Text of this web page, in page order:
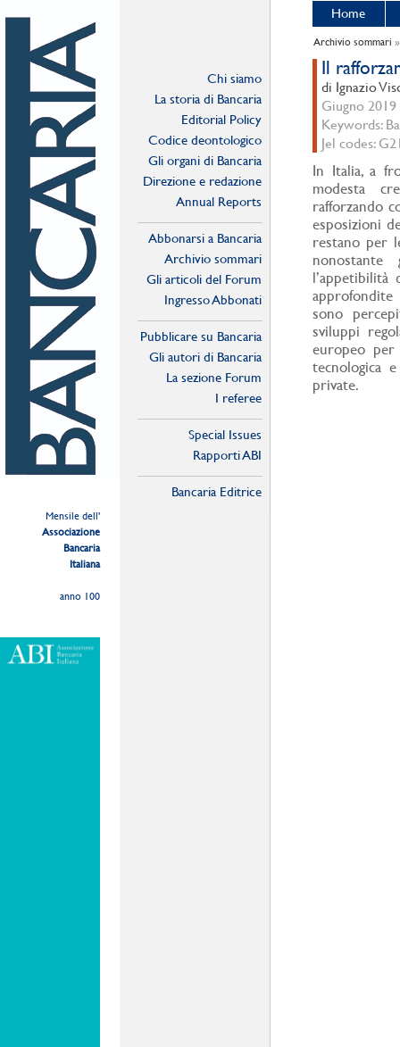
Mensile dell'
Associazione
Bancaria
Italiana
anno 100
Chi siamo
La storia di Bancaria
Editorial Policy
Codice deontologico
Gli organi di Bancaria
Direzione e redazione
Annual Reports
Abbonarsi a Bancaria
Archivio sommari
Gli articoli del Forum
Ingresso Abbonati
Pubblicare su Bancaria
Gli autori di Bancaria
La sezione Forum
I referee
Special Issues
Rapporti ABI
Bancaria Editrice
Home
Archivio sommari
Il
di Ignazio
Giugno 2019
Keywords:
Jel codes:
In Italia, a
modesta
rafforzando
esposizioni
restano per
l’appetibilità
sono
sviluppi
europeo per
tecnologica
private.